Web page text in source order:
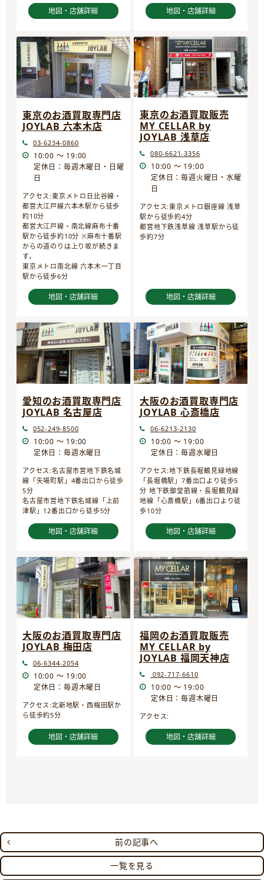
地図・店舗詳細 地図・店舗詳細
東京のお酒買取専門店
JOYLAB 六本木店
03-6234-0860
10:00 ～ 19:00
定休日：毎週木曜日・日曜
日
アクセス:東京メトロ日比谷線・
都営大江戸線六本木駅から徒歩
約10分
都営大江戸線・南北線麻布十番
駅から徒歩約10分 ※麻布十番駅
からの道のりは上り坂が続きま
す。
東京メトロ南北線 六本木一丁目
駅から徒歩6分
地図・店舗詳細
東京のお酒買取販売
MY CELLAR by
JOYLAB 浅草店
080-6621-3356
10:00 ～ 19:00
定休日：毎週火曜日・水曜
日
アクセス:東京メトロ銀座線 浅草
駅から徒歩約4分
都営地下鉄浅草線 浅草駅から徒
歩約7分
地図・店舗詳細
愛知のお酒買取専門店
JOYLAB 名古屋店
052-249-8500
10:00 ～ 19:00
定休日：毎週水曜日
アクセス:名古屋市営地下鉄名城
線「矢場町駅」4番出口から徒歩
5分
名古屋市営地下鉄名城線「上前
津駅」12番出口から徒歩5分
地図・店舗詳細
大阪のお酒買取専門店
JOYLAB 心斎橋店
06-6213-2130
10:00 ～ 19:00
定休日：毎週水曜日
アクセス:地下鉄長堀鶴見緑地線
「長堀橋駅」7番出口より徒歩5
分 地下鉄御堂筋線・長堀鶴見緑
地線「心斎橋駅」6番出口より徒
歩10分
地図・店舗詳細
大阪のお酒買取専門店
JOYLAB 梅田店
06-6344-2054
10:00 ～ 19:00
定休日：毎週木曜日
アクセス:北新地駅・西梅田駅か
ら徒歩約5分
地図・店舗詳細
福岡のお酒買取販売
MY CELLAR by
JOYLAB 福岡天神店
092-717-6610
10:00 ～ 19:00
定休日：毎週木曜日
アクセス:
地図・店舗詳細
前の記事へ
一覧を見る